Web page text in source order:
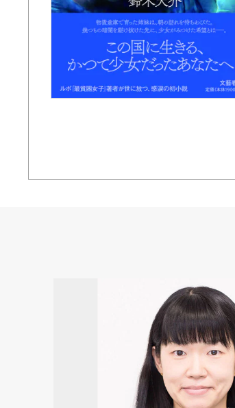
Amazon 楽天
紀伊國屋書店ウェブストア
e-hon